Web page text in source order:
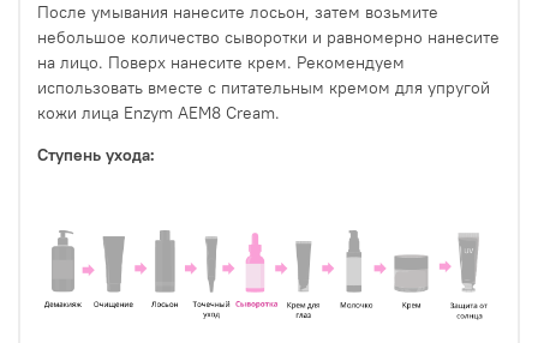
После умывания нанесите лосьон, затем возьмите
небольшое количество сыворотки и равномерно нанесите
на лицо. Поверх нанесите крем. Рекомендуем
использовать вместе с питательным кремом для упругой
кожи лица Enzym AEM8 Сream.
Ступень ухода: